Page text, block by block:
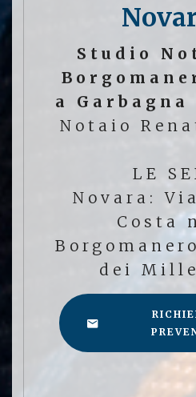
Studio
a Garbagna
Notaio
LE
Novara:
Costa
dei